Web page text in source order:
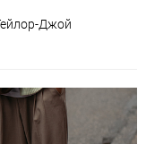
Джой